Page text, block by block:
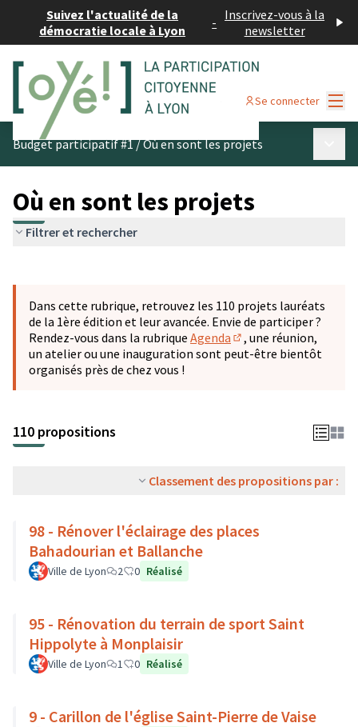
Suivez l'actualité de la
démocratie locale à Lyon
- Inscrivez-vous à la
newsletter
Se connecter
Budget participatif #1/Où en sont les projets
Où en sont les projets
Filtrer et rechercher
−
Dans cette rubrique, retrouvez les 110 projets lauréats
de la 1ère édition et leur avancée. Envie de participer ?
Rendez-vous dans la rubrique Agenda
(S'ouvre dans un
, une réunion,
un atelier ou une inauguration sont peut-être bientôt
organisés près de chez vous !
110 propositions
Classement des propositions par :
98 - Rénover l'éclairage des places
Bahadourian et Ballanche
Ville de Lyon 2 0 Réalisé
95 - Rénovation du terrain de sport Saint
Hippolyte à Monplaisir
Ville de Lyon 1 0 Réalisé
9 - Carillon de l'église Saint-Pierre de Vaise